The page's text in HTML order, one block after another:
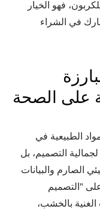
فهو الخيار
في الشراء
على الصحة
الطبيعية في
التصميم، بل
الصارم والبيانات
"التصميم
الغنية بالخشب،